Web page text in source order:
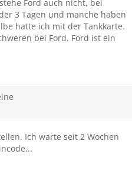
Ford auch nicht, bei
3 Tagen und manche haben
hatte ich mit der Tankkarte.
bei Ford. Ford ist ein
Ich warte seit 2 Wochen